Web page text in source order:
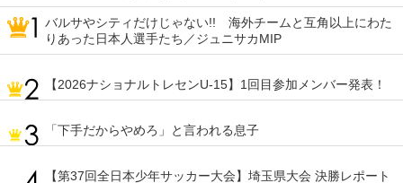
バルサやシティだけじゃない!! 海外チームと互角以上にわた
りあった日本人選手たち／ジュニサカMIP
【2026ナショナルトレセンU-15】1回目参加メンバー発表！
「下手だからやめろ」と言われる息子
【第37回全日本少年サッカー大会】埼玉県大会 決勝レポート